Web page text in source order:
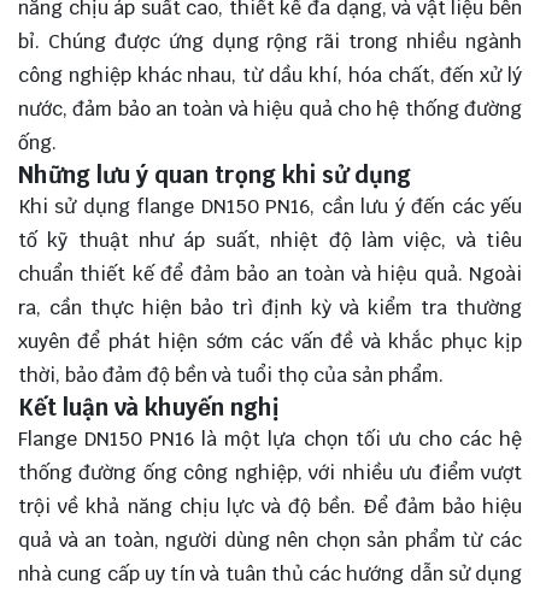
năng chịu áp suất cao, thiết kế đa dạng, và vật liệu bền
bỉ. Chúng được ứng dụng rộng rãi trong nhiều ngành
công nghiệp khác nhau, từ dầu khí, hóa chất, đến xử lý
nước, đảm bảo an toàn và hiệu quả cho hệ thống đường
ống.
Những lưu ý quan trọng khi sử dụng
Khi sử dụng flange DN150 PN16, cần lưu ý đến các yếu
tố kỹ thuật như áp suất, nhiệt độ làm việc, và tiêu
chuẩn thiết kế để đảm bảo an toàn và hiệu quả. Ngoài
ra, cần thực hiện bảo trì định kỳ và kiểm tra thường
xuyên để phát hiện sớm các vấn đề và khắc phục kịp
thời, bảo đảm độ bền và tuổi thọ của sản phẩm.
Kết luận và khuyến nghị
Flange DN150 PN16 là một lựa chọn tối ưu cho các hệ
thống đường ống công nghiệp, với nhiều ưu điểm vượt
trội về khả năng chịu lực và độ bền. Để đảm bảo hiệu
quả và an toàn, người dùng nên chọn sản phẩm từ các
nhà cung cấp uy tín và tuân thủ các hướng dẫn sử dụng